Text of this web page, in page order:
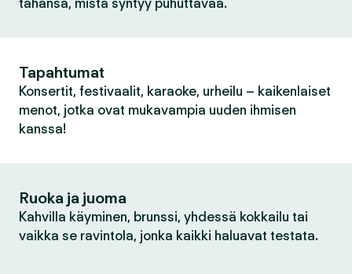
tahansa, mistä syntyy puhuttavaa.
Tapahtumat
Konsertit, festivaalit, karaoke, urheilu – kaikenlaiset
menot, jotka ovat mukavampia uuden ihmisen
kanssa!
Ruoka ja juoma
Kahvilla käyminen, brunssi, yhdessä kokkailu tai
vaikka se ravintola, jonka kaikki haluavat testata.